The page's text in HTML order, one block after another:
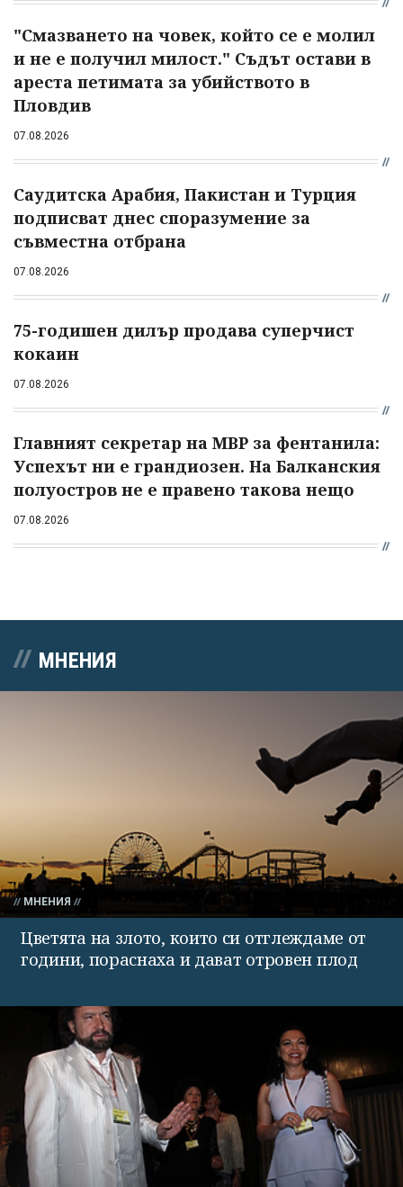
"Смазването на човек, който се е молил
и не е получил милост." Съдът остави в
ареста петимата за убийството в
Пловдив
07.08.2026
Саудитска Арабия, Пакистан и Турция
подписват днес споразумение за
съвместна отбрана
07.08.2026
75-годишен дилър продава суперчист
кокаин
07.08.2026
Главният секретар на МВР за фентанила:
Успехът ни е грандиозен. На Балканския
полуостров не е правено такова нещо
07.08.2026
МНЕНИЯ
МНЕНИЯ
Цветята на злото, които си отглеждаме от
години, пораснаха и дават отровен плод